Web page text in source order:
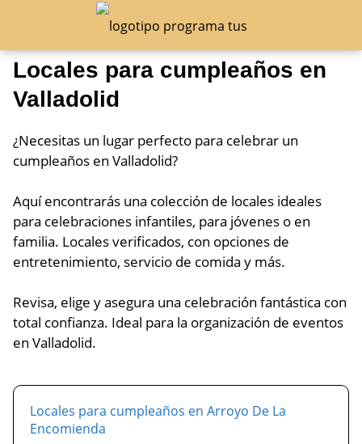
Locales para cumpleaños en
Valladolid
¿Necesitas un lugar perfecto para celebrar un
cumpleaños en Valladolid?
Aquí encontrarás una colección de locales ideales
para celebraciones infantiles, para jóvenes o en
familia. Locales verificados, con opciones de
entretenimiento, servicio de comida y más.
Revisa, elige y asegura una celebración fantástica con
total confianza. Ideal para la organización de eventos
en Valladolid.
Locales para cumpleaños en Arroyo De La
Encomienda